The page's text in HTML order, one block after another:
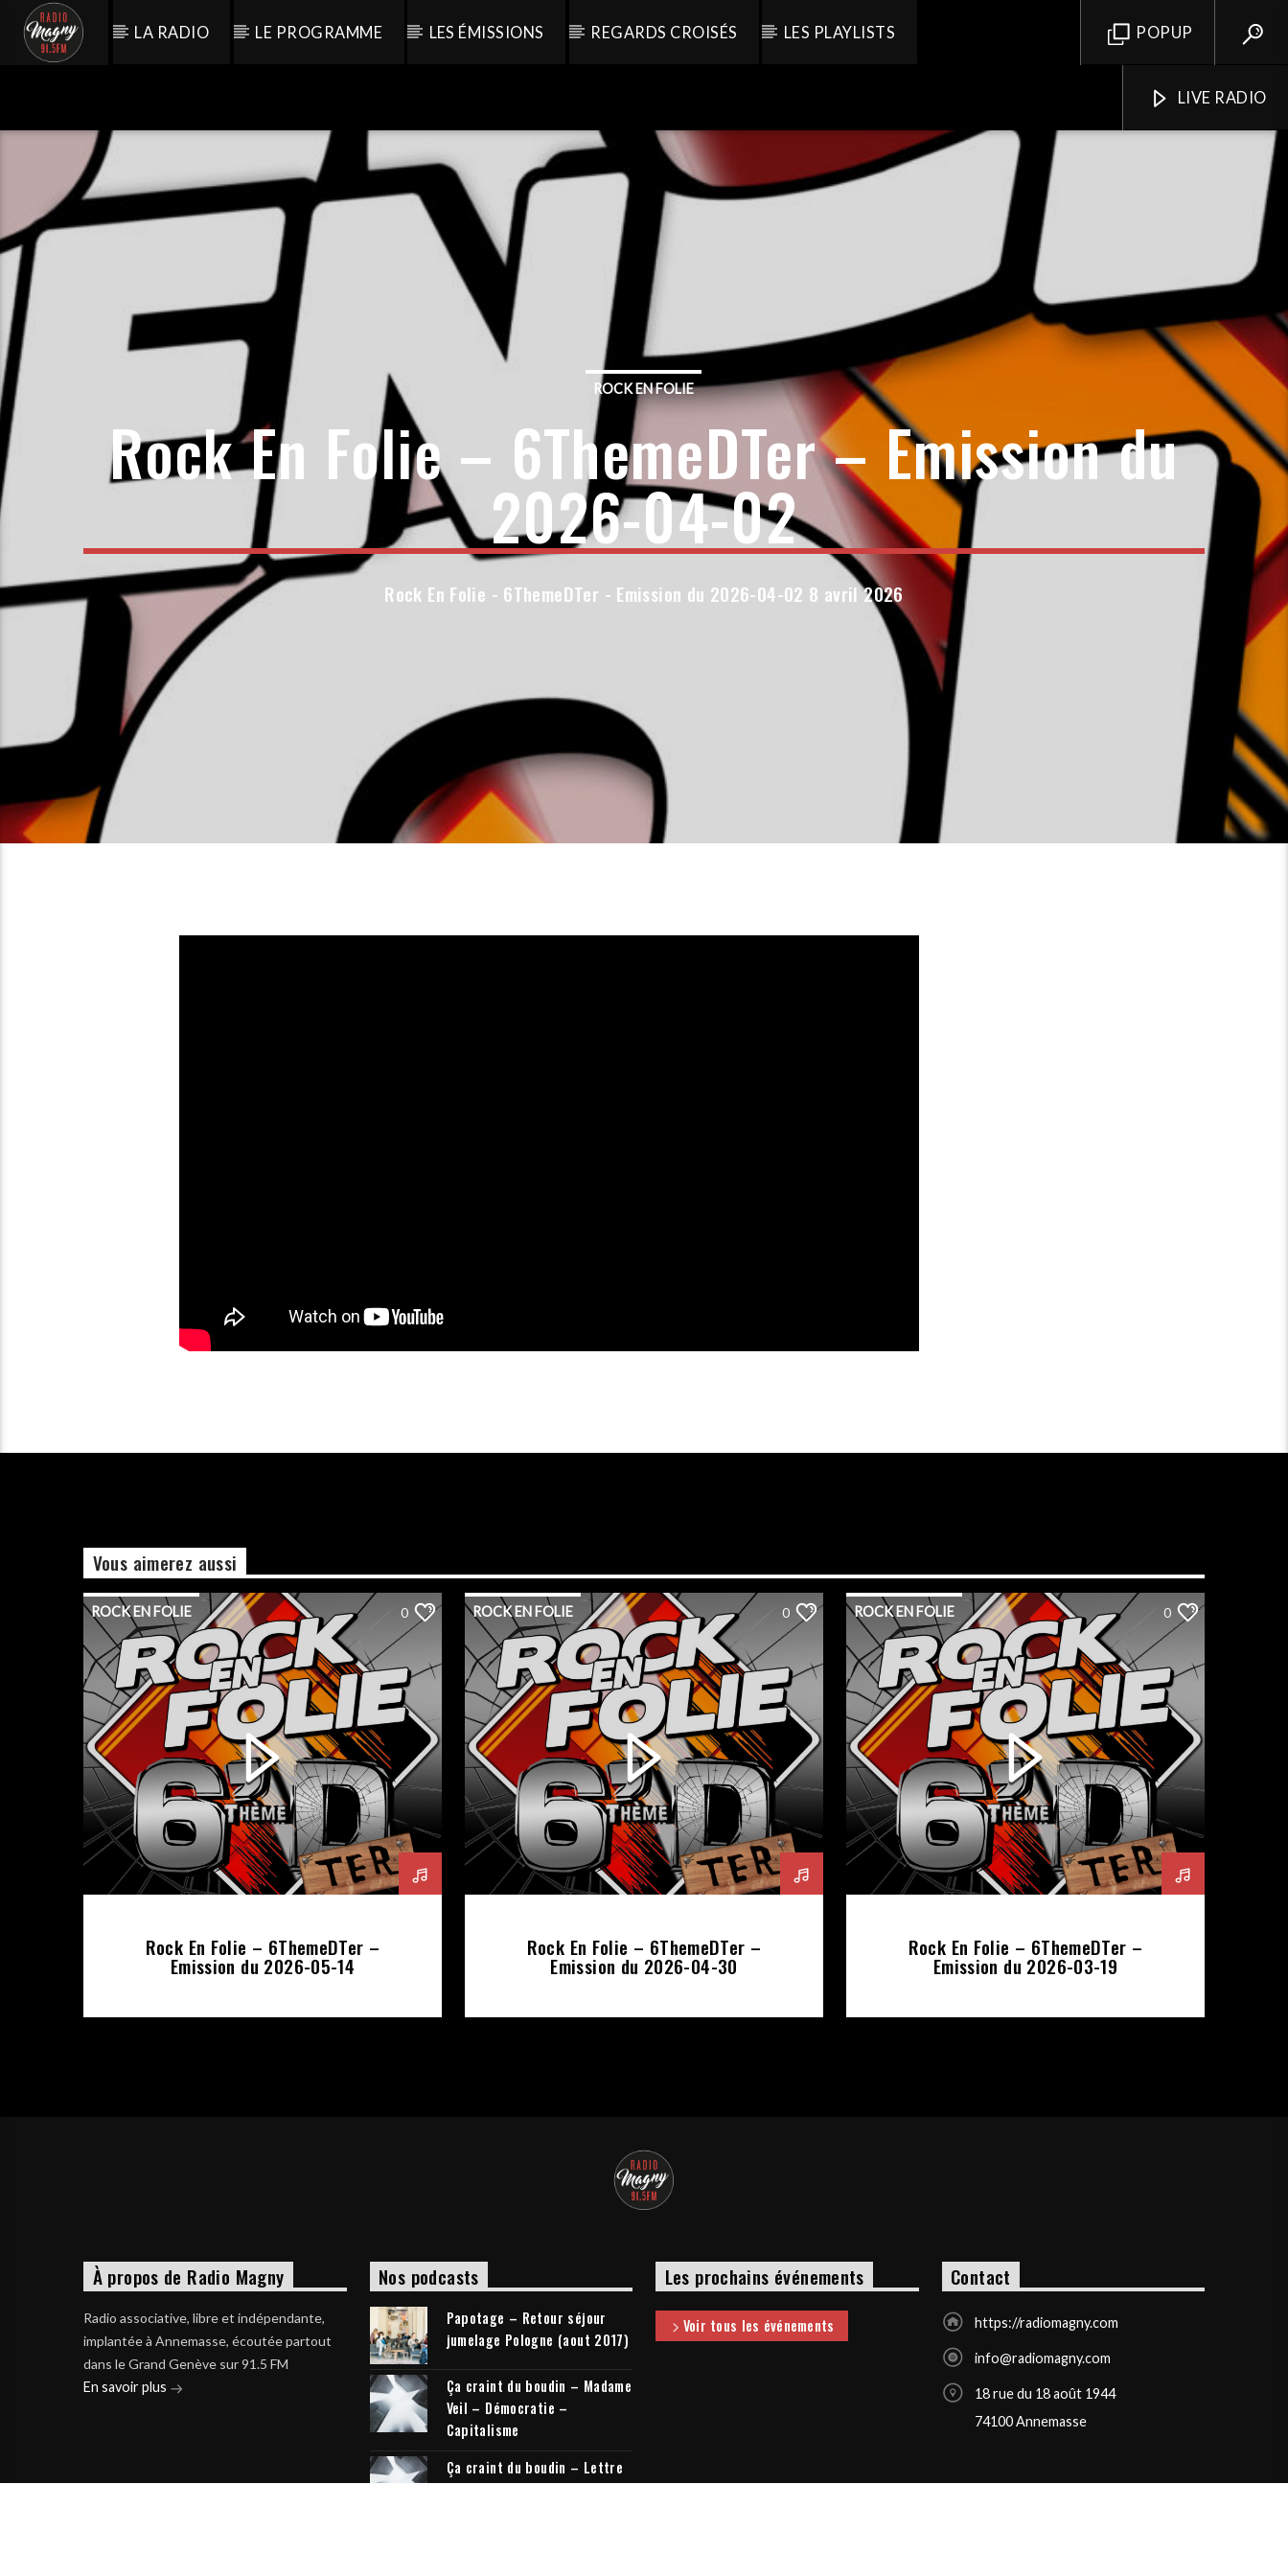
LA RADIO LE PROGRAMME LES ÉMISSIONS REGARDS CROISÉS LES PLAYLISTS POPUP
LIVE RADIO
ROCK EN FOLIE
Rock En Folie – 6ThemeDTer – Emission du
2026-04-02
Rock En Folie - 6ThemeDTer - Emission du 2026-04-02 8 avril 2026
Vous aimerez aussi
ROCK EN FOLIE 0
Rock En Folie – 6ThemeDTer –
Emission du 2026-05-14
ROCK EN FOLIE 0
Rock En Folie – 6ThemeDTer –
Emission du 2026-04-30
ROCK EN FOLIE 0
Rock En Folie – 6ThemeDTer –
Emission du 2026-03-19
À propos de Radio Magny
Radio associative, libre et indépendante,
implantée à Annemasse, écoutée partout
dans le Grand Genève sur 91.5 FM
En savoir plus
Nos podcasts
Papotage – Retour séjour
jumelage Pologne (aout 2017)
Ça craint du boudin – Madame
Veil – Démocratie –
Capitalisme
Ça craint du boudin – Lettre
à mon cousin + Elections
Les prochains événements
Voir tous les événements
Contact
https://radiomagny.com
info@radiomagny.com
18 rue du 18 août 1944
74100 Annemasse